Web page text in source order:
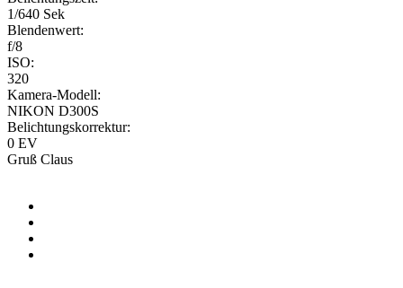
1/640 Sek
Blendenwert:
f/8
ISO:
320
Kamera-Modell:
NIKON D300S
Belichtungskorrektur:
0 EV
Gruß Claus